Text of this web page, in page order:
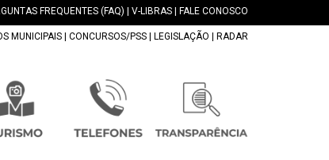
FREQUENTES (FAQ) V-LIBRAS FALE CONOSCO
MUNICIPAIS CONCURSOS/PSS LEGISLAÇÃO RADAR